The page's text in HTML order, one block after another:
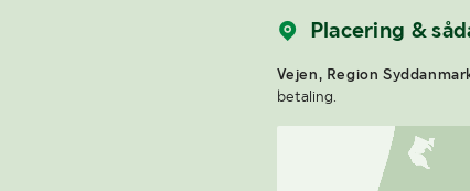
Placering &
Vejen, Region
betaling.